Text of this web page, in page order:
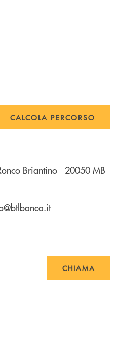
CALCOLA PERCORSO
Briantino - 20050 MB
CHIAMA